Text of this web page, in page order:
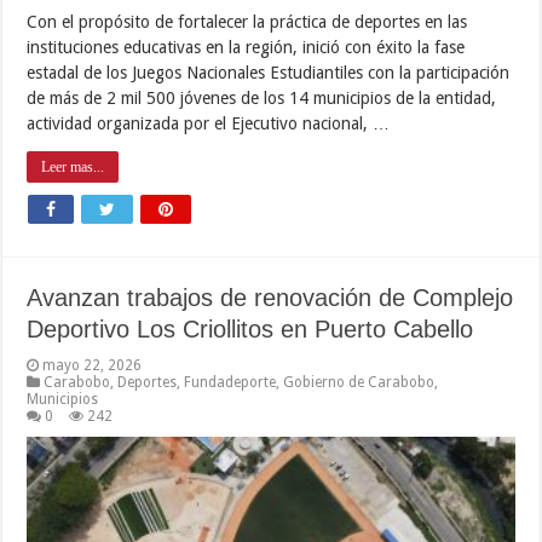
Con el propósito de fortalecer la práctica de deportes en las
instituciones educativas en la región, inició con éxito la fase
estadal de los Juegos Nacionales Estudiantiles con la participación
de más de 2 mil 500 jóvenes de los 14 municipios de la entidad,
actividad organizada por el Ejecutivo nacional, …
Leer mas...
Avanzan trabajos de renovación de Complejo
Deportivo Los Criollitos en Puerto Cabello
mayo 22, 2026
Carabobo, Deportes, Fundadeporte, Gobierno de Carabobo,
Municipios
0
242